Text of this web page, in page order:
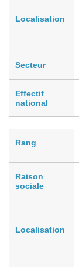
Localisation
Secteur
Effectif
national
Rang
Raison
sociale
Localisation